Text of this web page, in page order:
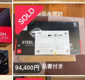
94,400円